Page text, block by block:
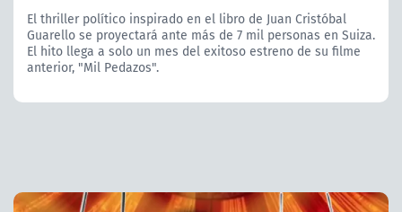
El thriller político inspirado en el libro de Juan Cristóbal
Guarello se proyectará ante más de 7 mil personas en Suiza.
El hito llega a solo un mes del exitoso estreno de su filme
anterior, "Mil Pedazos".